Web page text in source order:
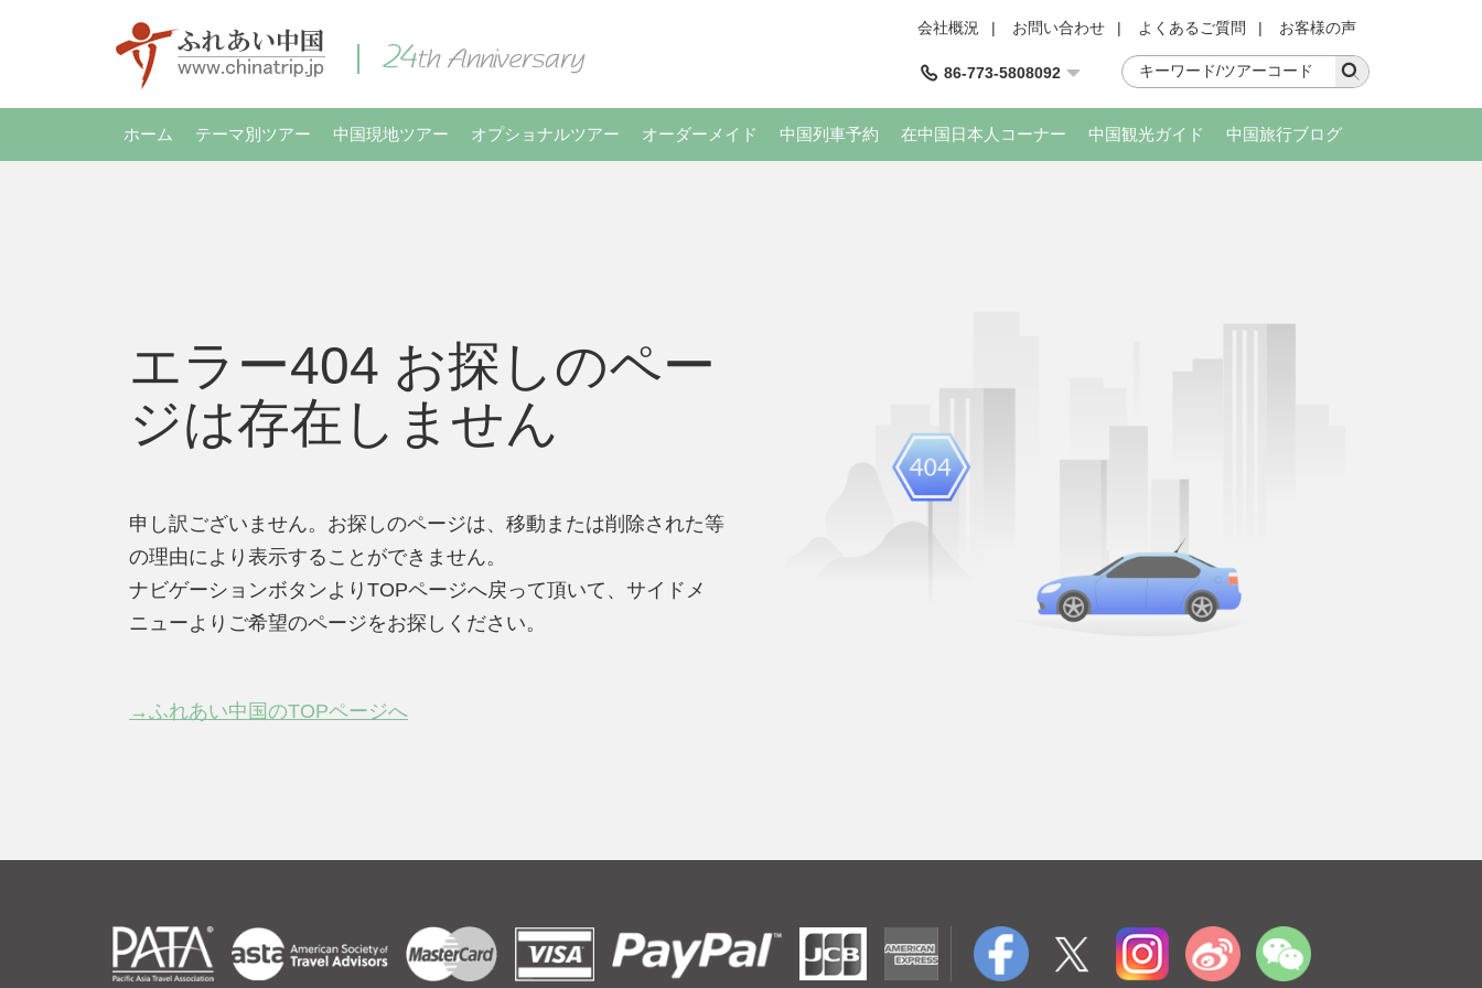
会社概況 | お問い合わせ | よくあるご質問 | お客様の声
86-773-5808092
ホーム テーマ別ツアー 中国現地ツアー オプショナルツアー オーダーメイド 中国列車予約 在中国日本人コーナー 中国観光ガイド 中国旅行ブログ
エラー404 お探しのペー
ジは存在しません
申し訳ございません。お探しのページは、移動または削除された等
の理由により表示することができません。
ナビゲーションボタンよりTOPページへ戻って頂いて、サイドメ
ニューよりご希望のページをお探しください。
→ふれあい中国のTOPページへ